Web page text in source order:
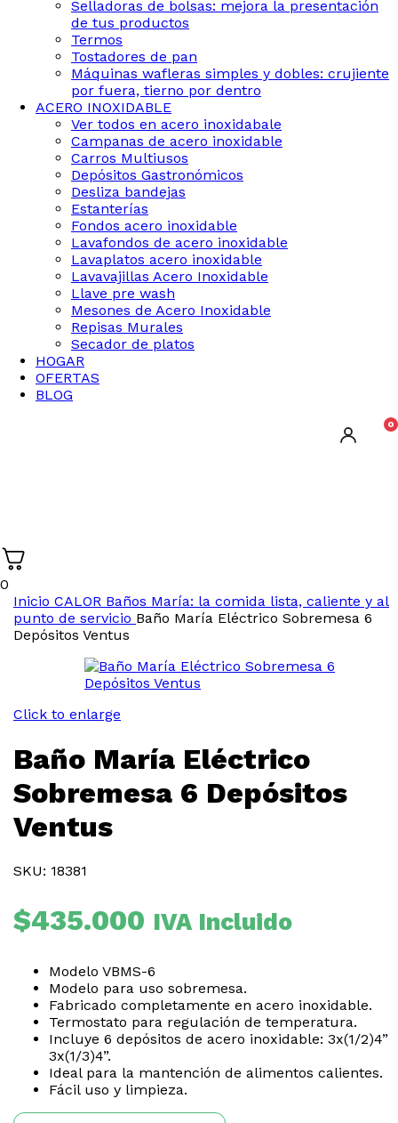
Selladoras de bolsas: mejora la presentación
de tus productos
Termos
Tostadores de pan
Máquinas wafleras simples y dobles: crujiente
por fuera, tierno por dentro
ACERO INOXIDABLE
Ver todos en acero inoxidabale
Campanas de acero inoxidable
Carros Multiusos
Depósitos Gastronómicos
Desliza bandejas
Estanterías
Fondos acero inoxidable
Lavafondos de acero inoxidable
Lavaplatos acero inoxidable
Lavavajillas Acero Inoxidable
Llave pre wash
Mesones de Acero Inoxidable
Repisas Murales
Secador de platos
HOGAR
OFERTAS
BLOG
0
0
Inicio CALOR Baños María: la comida lista, caliente y al
punto de servicio Baño María Eléctrico Sobremesa 6
Depósitos Ventus
Click to enlarge
Baño María Eléctrico
Sobremesa 6 Depósitos
Ventus
SKU: 18381
$435.000 IVA Incluido
Modelo VBMS-6
Modelo para uso sobremesa.
Fabricado completamente en acero inoxidable.
Termostato para regulación de temperatura.
Incluye 6 depósitos de acero inoxidable: 3x(1/2)4”
3x(1/3)4”.
Ideal para la mantención de alimentos calientes.
Fácil uso y limpieza.